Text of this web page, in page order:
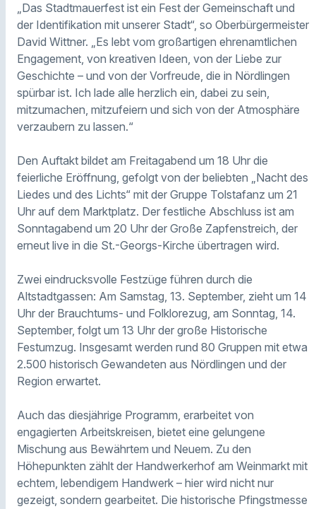
„Das Stadtmauerfest ist ein Fest der Gemeinschaft und
der Identifikation mit unserer Stadt“, so Oberbürgermeister
David Wittner. „Es lebt vom großartigen ehrenamtlichen
Engagement, von kreativen Ideen, von der Liebe zur
Geschichte – und von der Vorfreude, die in Nördlingen
spürbar ist. Ich lade alle herzlich ein, dabei zu sein,
mitzumachen, mitzufeiern und sich von der Atmosphäre
verzaubern zu lassen.“
Den Auftakt bildet am Freitagabend um 18 Uhr die
feierliche Eröffnung, gefolgt von der beliebten „Nacht des
Liedes und des Lichts“ mit der Gruppe Tolstafanz um 21
Uhr auf dem Marktplatz. Der festliche Abschluss ist am
Sonntagabend um 20 Uhr der Große Zapfenstreich, der
erneut live in die St.-Georgs-Kirche übertragen wird.
Zwei eindrucksvolle Festzüge führen durch die
Altstadtgassen: Am Samstag, 13. September, zieht um 14
Uhr der Brauchtums- und Folklorezug, am Sonntag, 14.
September, folgt um 13 Uhr der große Historische
Festumzug. Insgesamt werden rund 80 Gruppen mit etwa
2.500 historisch Gewandeten aus Nördlingen und der
Region erwartet.
Auch das diesjährige Programm, erarbeitet von
engagierten Arbeitskreisen, bietet eine gelungene
Mischung aus Bewährtem und Neuem. Zu den
Höhepunkten zählt der Handwerkerhof am Weinmarkt mit
echtem, lebendigem Handwerk – hier wird nicht nur
gezeigt, sondern gearbeitet. Die historische Pfingstmesse